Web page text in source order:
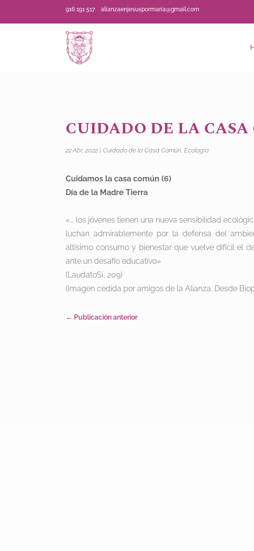
916 191 517alianzaenjesuspormaria@gmail.com
CUIDADO DE LA CASA
22 Abr, 2022 |Cuidado de la Casa Común,Ecología
Cuidamos la casa común (6)
Día de la Madre Tierra
«… los jóvenes tienen una nueva sensibilidad
luchan admirablemente por la defensa del
altísimo consumo y bienestar que vuelve difícil el
ante un desafío educativo»
(LaudatoSi, 209)
(Imagen cedida por amigos de la Alianza. Desde
← Publicación anterior